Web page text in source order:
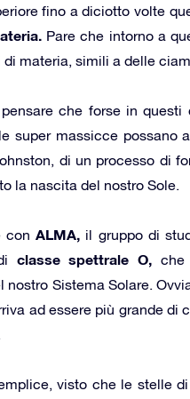
fino a diciotto volte
Pare che intorno a
materia, simili a delle
che forse in questi
massicce possano
di un processo di
la nascita del nostro Sole.
conALMA, il gruppo di
classe spettrale O,che
Sistema Solare.
ad essere più grande di
visto che le stelle di